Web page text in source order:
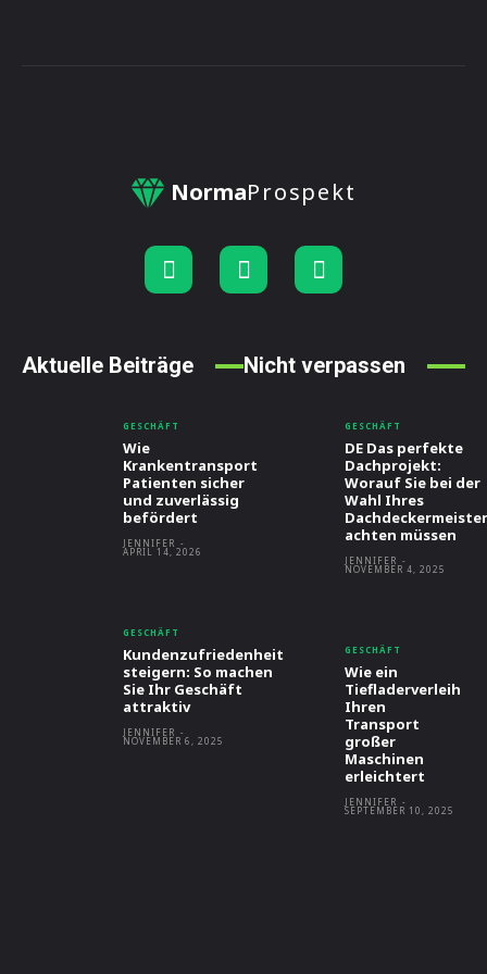
NormaProspekt
Aktuelle Beiträge
GESCHÄFT
Wie
Krankentransport
Patienten sicher
und zuverlässig
befördert
JENNIFER -
APRIL 14, 2026
GESCHÄFT
Kundenzufriedenheit
steigern: So machen
Sie Ihr Geschäft
attraktiv
JENNIFER -
NOVEMBER 6, 2025
Nicht verpassen
GESCHÄFT
DE Das perfekte
Dachprojekt:
Worauf Sie bei der
Wahl Ihres
achten müssen
JENNIFER -
NOVEMBER 4, 2025
GESCHÄFT
Wie ein
Tiefladerverleih
Ihren
Transport
großer
Maschinen
erleichtert
JENNIFER -
SEPTEMBER 10, 2025